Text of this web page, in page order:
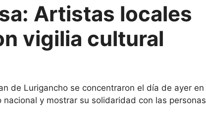
Artistas locales
vigilia cultural
de Lurigancho se concentraron el día de ayer en
y mostrar su solidaridad con las personas